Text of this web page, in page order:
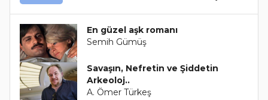
En güzel aşk romanı
Semih Gümüş
Savaşın, Nefretin ve Şiddetin
Arkeoloj..
A. Ömer Türkeş